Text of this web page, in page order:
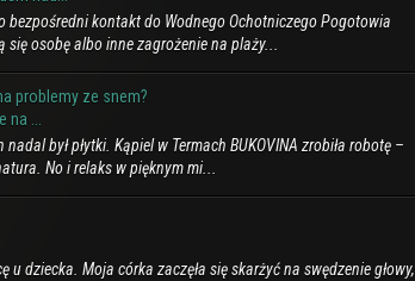
kontakt do Wodnego Ochotniczego Pogotowia
osobę albo inne zagrożenie na plaży...
problemy ze snem?
...
był płytki. Kąpiel w Termach BUKOVINA zrobiła robotę –
No i relaks w pięknym mi...
dziecka. Moja córka zaczęła się skarżyć na swędzenie głowy,